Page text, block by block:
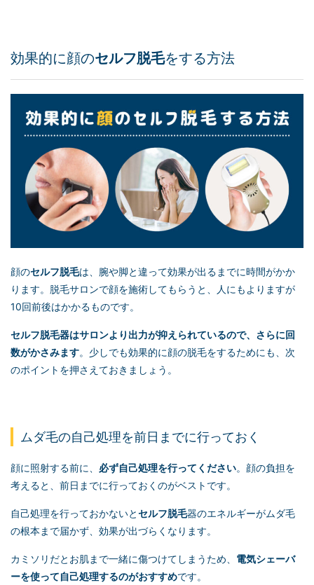
効果的に顔のセルフ脱毛をする方法
顔のセルフ脱毛は、腕や脚と違って効果が出るまでに時間がかか
ります。脱毛サロンで顔を施術してもらうと、人にもよりますが
10回前後はかかるものです。
セルフ脱毛器はサロンより出力が抑えられているので、さらに回
数がかさみます。少しでも効果的に顔の脱毛をするためにも、次
のポイントを押さえておきましょう。
ムダ毛の自己処理を前日までに行っておく
顔に照射する前に、 必ず自己処理を行ってください。顔の負担を
考えると、前日までに行っておくのがベストです。
自己処理を行っておかないとセルフ脱毛器のエネルギーがムダ毛
の根本まで届かず、効果が出づらくなります。
カミソリだとお肌まで一緒に傷つけてしまうため、 電気シェーバ
ーを使って自己処理するのがおすすめです。